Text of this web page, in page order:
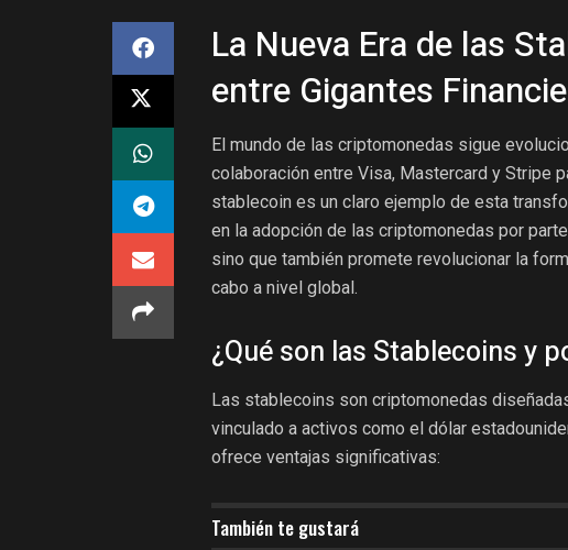
La Nueva Era de las
entre Gigantes
El mundo de las criptomonedas sigue
colaboración entre Visa, Mastercard y Stripe
stablecoin es un claro ejemplo de esta
en la adopción de las criptomonedas por
sino que también promete revolucionar la
cabo a nivel global.
¿Qué son las Stablecoins y
Las stablecoins son criptomonedas
vinculado a activos como el dólar
ofrece ventajas significativas:
También te gustará